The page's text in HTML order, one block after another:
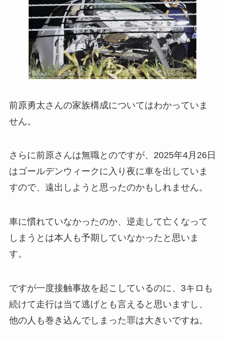
前原勇太さんの家族構成についてはわかっていま
せん。
さらに前原さんは無職とのですが、2025年4月26日
はゴールデンウィークに入り夜に車を出していま
すので、遠出しようと思ったのかもしれません。
車に慣れていなかったのか、逆走して亡くなって
しまうとは本人も予期していなかったと思いま
す。
ですが一度接触事故を起こしているのに、3キロも
続けて走行は当て逃げとも言えると思いますし、
他の人も巻き込んでしまった罪は大きいですね。